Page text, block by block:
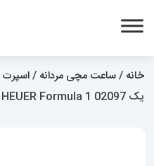
خانه /ساعت مچی مردانه /اسپرت
یک TAG HEUER Formula 1 02097